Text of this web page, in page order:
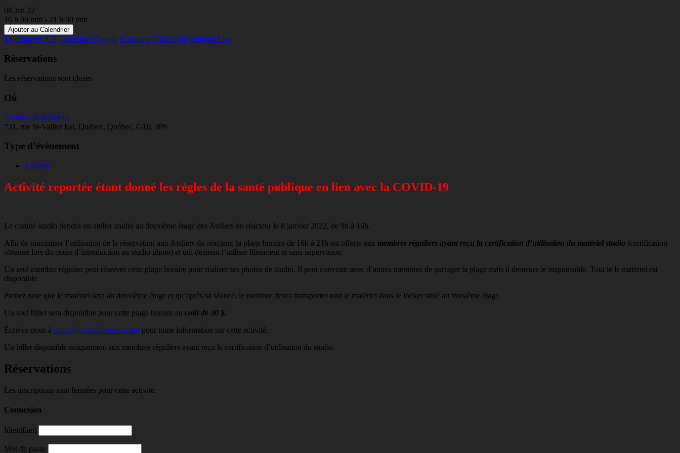
08 Jan 22
16 h 00 min - 21 h 00 min
Ajouter au Calendrier
Télécharger ICS Calendrier Google iCalendar Office 365 Outlook Live
Réservations
Les réservations sont closes
Où
Ateliers du Réacteur
731, rue St-Vallier Est, Québec, Québec, G1K 3P9
Type d’évènement
Ateliers
Activité reportée étant donné les règles de la santé publique en lien avec la COVID-19
Le comité studio tiendra un atelier studio au deuxième étage des Ateliers du réacteur le 8 janvier 2022, de 9h à 16h.
Afin de maximiser l’utilisation de la réservation aux Ateliers du réacteur, la plage horaire de 16h à 21h est offerte aux membres réguliers ayant reçu la certification d’utilisation du matériel studio (certification
obtenue lors du cours d’introduction au studio photo) et qui désirent l’utiliser librement et sans supervision.
Un seul membre régulier peut réserver cette plage horaire pour réaliser ses photos de studio. Il peut convenir avec d’autres membres de partager la plage mais il demeure le responsable. Tout le le matériel est
disponible.
Prenez note que le matériel sera au deuxième étage et qu’après sa séance, le membre devra transporter tout le matériel dans le locker situé au troisième étage.
Un seul billet sera disponible pour cette plage horaire au coût de 30 $.
Écrivez-nous à studio@clubdimension.org pour toute information sur cette activité.
Un billet disponible uniquement aux membres réguliers ayant reçu la certification d’utilisation du studio.
Réservations
Les inscriptions sont fermées pour cette activité.
Connexion
Identifiant
Mot de passe